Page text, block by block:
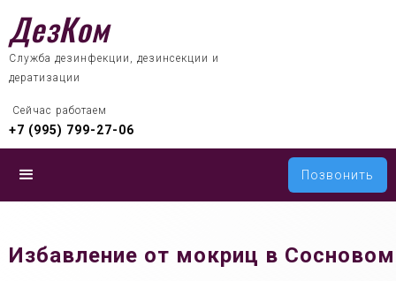
ДезКом
Служба дезинфекции, дезинсекции и
дератизации
Сейчас работаем
+7 (995) 799-27-06
Позвонить
Избавление от мокриц в Сосновом